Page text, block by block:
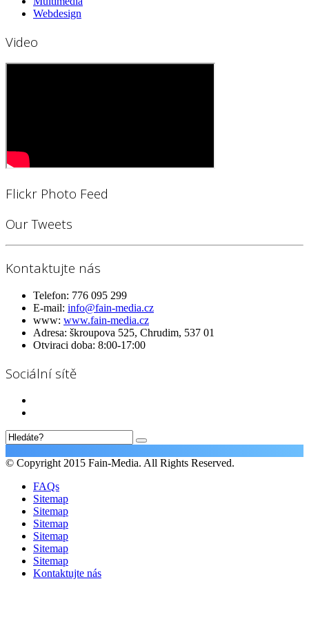
Webdesign
Video
Flickr Photo Feed
Our Tweets
Kontaktujte nás
Telefon: 776 095 299
E-mail: info@fain-media.cz
www: www.fain-media.cz
Adresa: škroupova 525, Chrudim, 537 01
Otviraci doba: 8:00-17:00
Sociální sítě
© Copyright 2015 Fain-Media. All Rights Reserved.
FAQs
Sitemap
Sitemap
Sitemap
Sitemap
Sitemap
Sitemap
Kontaktujte nás